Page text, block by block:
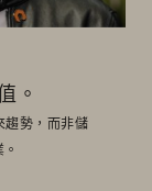
。
趨勢，而非儲